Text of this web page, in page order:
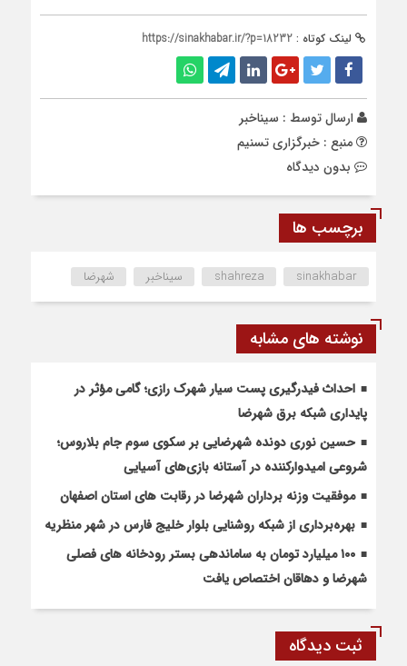
لینک کوتاه : https://sinakhabar.ir/?p=18232
ارسال توسط : سیناخبر
منبع : خبرگزاری تسنیم
بدون دیدگاه
برچسب ها
shahreza sinakhabar سیناخبر شهرضا
نوشته های مشابه
احداث فیدرگیری پست سیار شهرک رازی؛ گامی مؤثر در
پایداری شبکه برق شهرضا
حسین نوری دونده شهرضایی بر سکوی سوم جام بلاروس؛
شروعی امیدوارکننده در آستانه بازی‌های آسیایی
موفقیت وزنه برداران شهرضا در رقابت های استان اصفهان
بهره‌برداری از شبکه روشنایی بلوار خلیج فارس در شهر منظریه
۱۰۰ میلیارد تومان به ساماندهی بستر رودخانه های فصلی
شهرضا و دهاقان اختصاص یافت
ثبت دیدگاه